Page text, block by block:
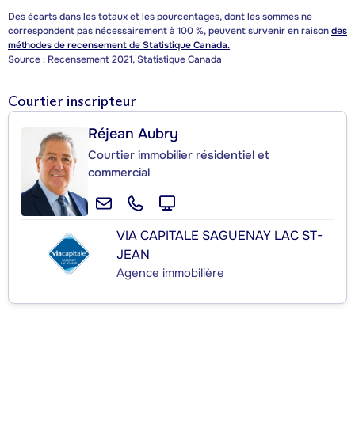
Des écarts dans les totaux et les pourcentages, dont les sommes ne
correspondent pas nécessairement à 100 %, peuvent survenir en raisondes
méthodes de recensement de Statistique Canada.
Source : Recensement 2021, Statistique Canada
Courtier inscripteur
Réjean Aubry
Courtier immobilier résidentiel et
commercial
VIA CAPITALE SAGUENAY LAC ST-
JEAN
Agence immobilière